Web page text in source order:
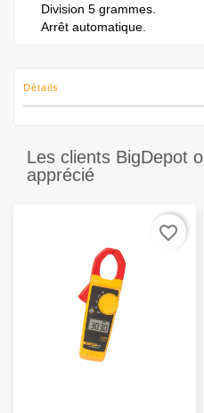
Division 5 grammes.
Arrêt automatique.
Détails
Les clients BigDepot
apprécié
favorite_border